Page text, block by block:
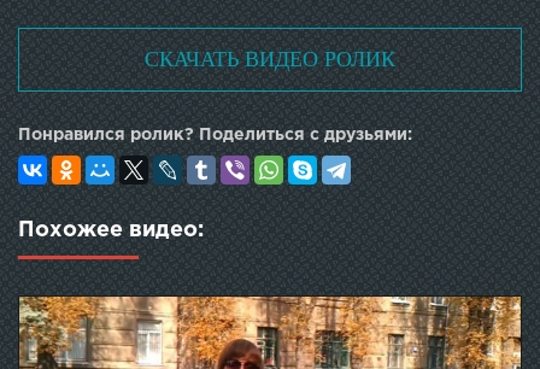
СКАЧАТЬ ВИДЕО РОЛИК
Понравился ролик? Поделиться с друзьями:
Похожее видео: